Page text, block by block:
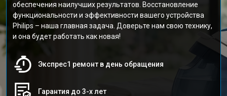
обеспечения наилучших результатов. Восстановление
функциональности и эффективности вашего устройства
Philips – наша главная задача. Доверьте нам свою технику,
и она будет работать как новая!
Экспрес1 ремонт в день обращения
Гарантия до 3-х лет